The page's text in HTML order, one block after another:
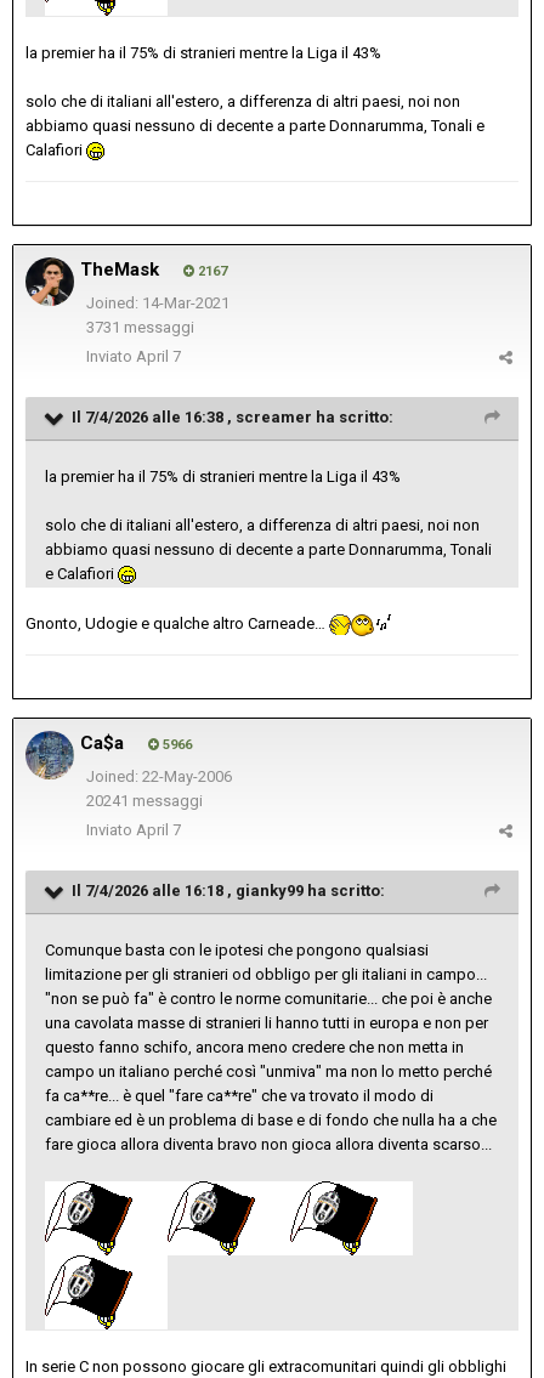
la premier ha il 75% di stranieri mentre la Liga il 43%
solo che di italiani all'estero, a differenza di altri paesi, noi non
abbiamo quasi nessuno di decente a parte Donnarumma, Tonali e
Calafiori
TheMask 2167
Joined: 14-Mar-2021
3731 messaggi
Inviato April 7
Il 7/4/2026 alle 16:38 , screamer ha scritto:
la premier ha il 75% di stranieri mentre la Liga il 43%
solo che di italiani all'estero, a differenza di altri paesi, noi non
abbiamo quasi nessuno di decente a parte Donnarumma, Tonali
e Calafiori
Gnonto, Udogie e qualche altro Carneade…
Ca$a 5966
Joined: 22-May-2006
20241 messaggi
Inviato April 7
Il 7/4/2026 alle 16:18 , gianky99 ha scritto:
Comunque basta con le ipotesi che pongono qualsiasi
limitazione per gli stranieri od obbligo per gli italiani in campo...
"non se può fa" è contro le norme comunitarie... che poi è anche
una cavolata masse di stranieri li hanno tutti in europa e non per
questo fanno schifo, ancora meno credere che non metta in
campo un italiano perché così "unmiva" ma non lo metto perché
fa ca**re... è quel "fare ca**re" che va trovato il modo di
cambiare ed è un problema di base e di fondo che nulla ha a che
fare gioca allora diventa bravo non gioca allora diventa scarso...
In serie C non possono giocare gli extracomunitari quindi gli obblighi